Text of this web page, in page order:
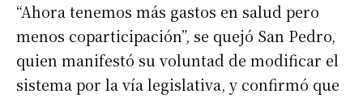
“Ahora tenemos más gastos en salud pero
menos coparticipación”, se quejó San Pedro,
quien manifestó su voluntad de modificar el
sistema por la vía legislativa, y confirmó que